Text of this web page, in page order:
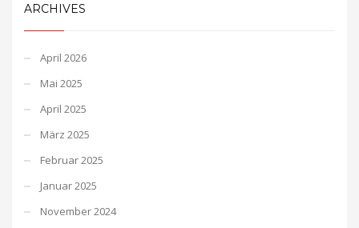
ARCHIVES
April 2026
Mai 2025
April 2025
März 2025
Februar 2025
Januar 2025
November 2024